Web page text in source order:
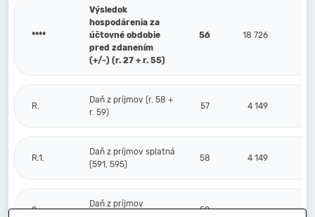
****
Výsledok
hospodárenia za
účtovné obdobie
pred zdanením
(+/-) (r. 27 + r. 55)
56 18 726
R.
Daň z príjmov (r. 58 +
r. 59)
57 4 149
R.1.
Daň z príjmov splatná
(591, 595)
58 4 149
2.
Daň z príjmov
59